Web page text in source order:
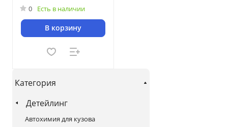
0 Есть в наличии
В корзину
Категория
Детейлинг
Автохимия для кузова